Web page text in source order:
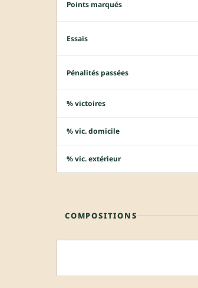
Points marqués
Essais
Pénalités passées
% victoires
% vic. domicile
% vic. extérieur
COMPOSITIONS